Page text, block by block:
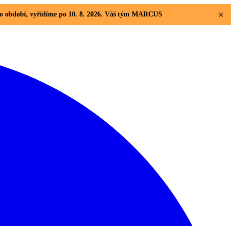
období, vyřídíme po 10. 8. 2026. Váš tým MARCUS ×